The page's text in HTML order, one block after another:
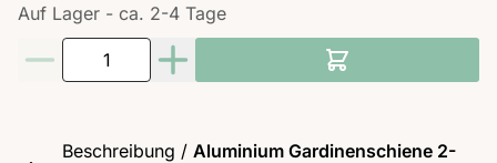
Auf Lager - ca. 2-4 Tage
Menge
Beschreibung / Aluminium Gardinenschiene 2-